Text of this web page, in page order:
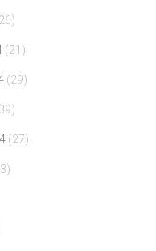
(21)
(29)
(27)